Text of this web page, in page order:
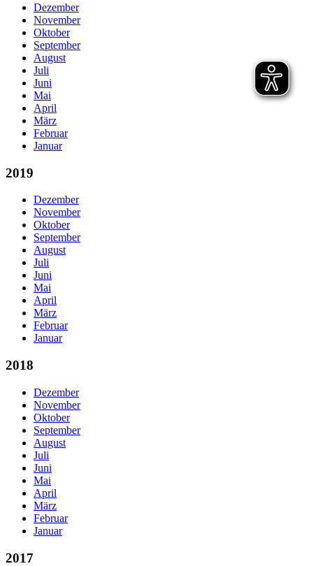
Dezember
November
Oktober
September
August
Juli
Juni
Mai
April
März
Februar
Januar
2019
Dezember
November
Oktober
September
August
Juli
Juni
Mai
April
März
Februar
Januar
2018
Dezember
November
Oktober
September
August
Juli
Juni
Mai
April
März
Februar
Januar
2017